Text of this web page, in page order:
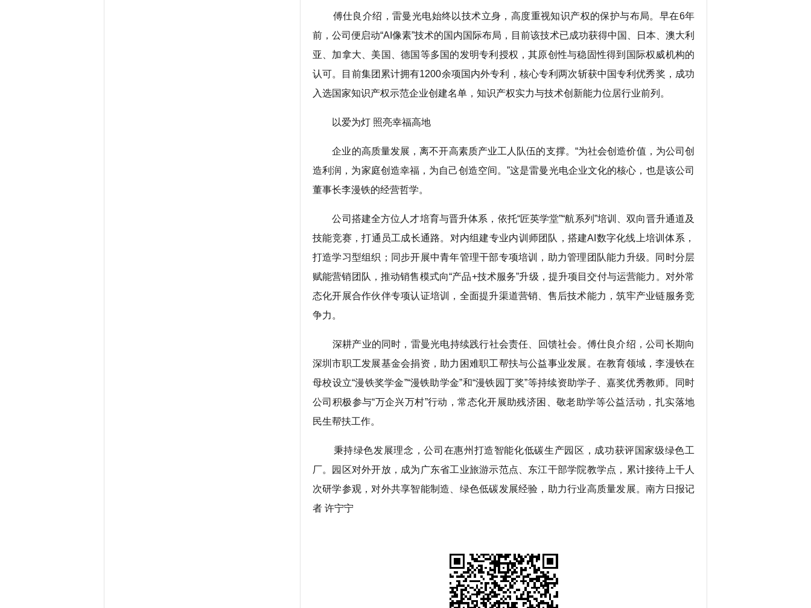
傅仕良介绍，雷曼光电始终以技术立身，高度重视知识产权的保护与布局。早在6年
前，公司便启动“AI像素”技术的国内国际布局，目前该技术已成功获得中国、日本、澳大利
亚、加拿大、美国、德国等多国的发明专利授权，其原创性与稳固性得到国际权威机构的
认可。目前集团累计拥有1200余项国内外专利，核心专利两次斩获中国专利优秀奖，成功
入选国家知识产权示范企业创建名单，知识产权实力与技术创新能力位居行业前列。
以爱为灯 照亮幸福高地
企业的高质量发展，离不开高素质产业工人队伍的支撑。“为社会创造价值，为公司创
造利润，为家庭创造幸福，为自己创造空间。”这是雷曼光电企业文化的核心，也是该公司
董事长李漫铁的经营哲学。
公司搭建全方位人才培育与晋升体系，依托“匠英学堂”“航系列”培训、双向晋升通道及
技能竞赛，打通员工成长通路。对内组建专业内训师团队，搭建AI数字化线上培训体系，
打造学习型组织；同步开展中青年管理干部专项培训，助力管理团队能力升级。同时分层
赋能营销团队，推动销售模式向“产品+技术服务”升级，提升项目交付与运营能力。对外常
态化开展合作伙伴专项认证培训，全面提升渠道营销、售后技术能力，筑牢产业链服务竞
争力。
深耕产业的同时，雷曼光电持续践行社会责任、回馈社会。傅仕良介绍，公司长期向
深圳市职工发展基金会捐资，助力困难职工帮扶与公益事业发展。在教育领域，李漫铁在
母校设立“漫铁奖学金”“漫铁助学金”和“漫铁园丁奖”等持续资助学子、嘉奖优秀教师。同时
公司积极参与“万企兴万村”行动，常态化开展助残济困、敬老助学等公益活动，扎实落地
民生帮扶工作。
秉持绿色发展理念，公司在惠州打造智能化低碳生产园区，成功获评国家级绿色工
厂。园区对外开放，成为广东省工业旅游示范点、东江干部学院教学点，累计接待上千人
次研学参观，对外共享智能制造、绿色低碳发展经验，助力行业高质量发展。南方日报记
者 许宁宁